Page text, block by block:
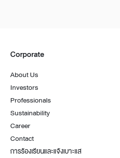
Corporate
About Us
Investors
Professionals
Sustainability
Career
Contact
การร้องเรียนและแจ้งเบาะแส